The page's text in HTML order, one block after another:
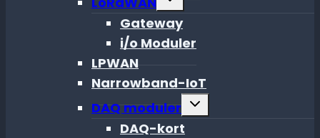
Gateway
i/o Moduler
LPWAN
Narrowband-IoT
DAQ moduler
Toggle
DAQ-kort